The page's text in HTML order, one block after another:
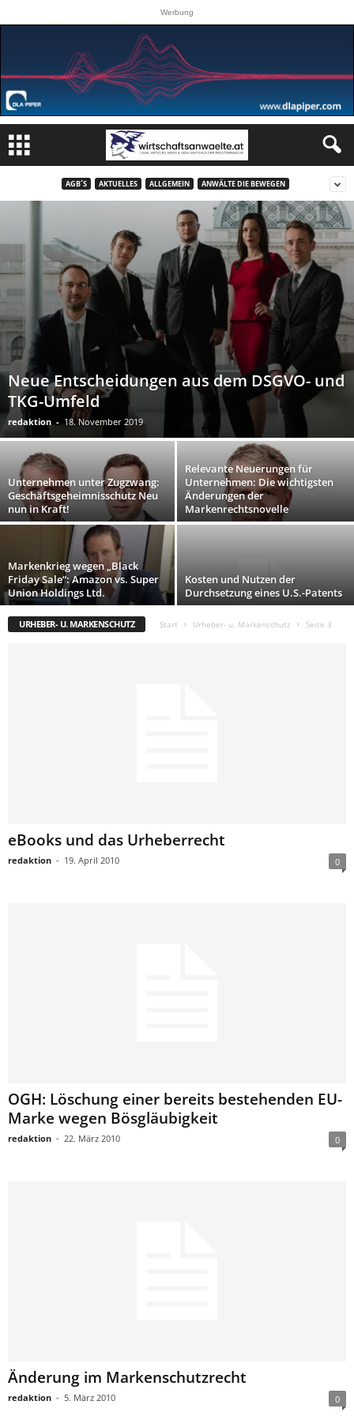
Werbung
AGB´S AKTUELLES ALLGEMEIN ANWÄLTE DIE BEWEGEN
Neue Entscheidungen aus dem DSGVO- und
TKG-Umfeld
redaktion - 18. November 2019
Unternehmen unter Zugzwang:
Geschäftsgeheimnisschutz Neu
nun in Kraft!
Relevante Neuerungen für
Unternehmen: Die wichtigsten
Änderungen der
Markenrechtsnovelle
Markenkrieg wegen „Black
Friday Sale“: Amazon vs. Super
Union Holdings Ltd.
Kosten und Nutzen der
Durchsetzung eines U.S.-Patents
URHEBER- U. MARKENSCHUTZ Start Urheber- u. Markenschutz Seite 3
eBooks und das Urheberrecht
redaktion - 19. April 2010 0
OGH: Löschung einer bereits bestehenden EU-
Marke wegen Bösgläubigkeit
redaktion - 22. März 2010 0
Änderung im Markenschutzrecht
redaktion - 5. März 2010 0